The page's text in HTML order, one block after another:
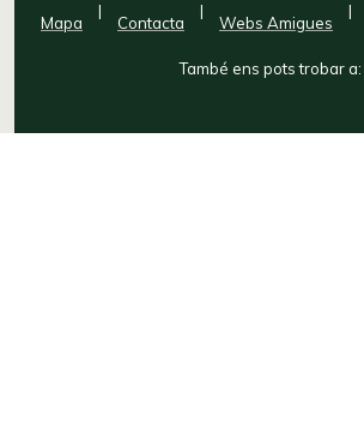
Mapa
|
Contacta
|
Webs Amigues
|
També ens pots trobar a: